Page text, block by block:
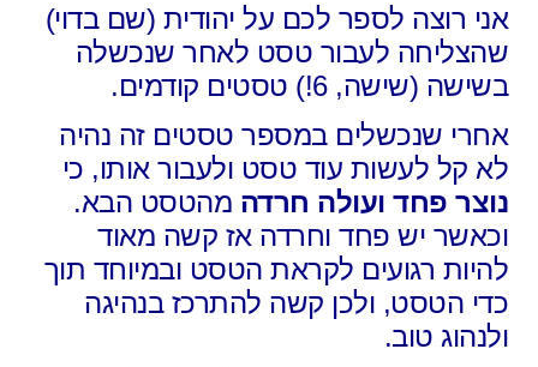
אני רוצה לספר לכם על יהודית (שם בדוי)
שהצליחה לעבור טסט לאחר שנכשלה
בשישה (שישה, 6!) טסטים קודמים.
אחרי שנכשלים במספר טסטים זה נהיה
לא קל לעשות עוד טסט ולעבור אותו, כי
נוצר פחד ועולה חרדה מהטסט הבא.
וכאשר יש פחד וחרדה אז קשה מאוד
להיות רגועים לקראת הטסט ובמיוחד תוך
כדי הטסט, ולכן קשה להתרכז בנהיגה
ולנהוג טוב.